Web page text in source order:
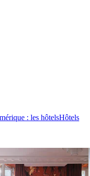
: les hôtelsHôtels